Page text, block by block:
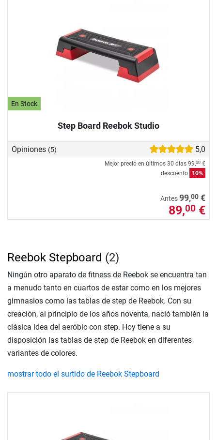
En Stock
Step Board Reebok Studio
Opiniones (5) 5,0
Mejor precio en últimos 30 días 99,00 €
descuento
10%
Antes99,00 €
89,00 €
Reebok Stepboard (2)
Ningún otro aparato de fitness de Reebok se encuentra tan
a menudo tanto en cuartos de estar como en los mejores
gimnasios como las tablas de step de Reebok. Con su
creación, al principio de los años noventa, nació también la
clásica idea del aeróbic con step. Hoy tiene a su
disposición las tablas de step de Reebok en diferentes
variantes de colores.
mostrar todo el surtido de Reebok Stepboard